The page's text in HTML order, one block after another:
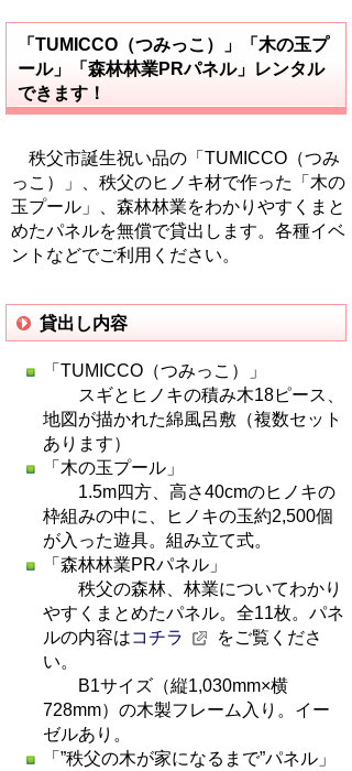
「TUMICCO（つみっこ）」「木の玉プ
ール」「森林林業PRパネル」レンタル
できます！
秩父市誕生祝い品の「TUMICCO（つみ
っこ）」、秩父のヒノキ材で作った「木の
玉プール」、森林林業をわかりやすくまと
めたパネルを無償で貸出します。各種イベ
ントなどでご利用ください。
貸出し内容
「TUMICCO（つみっこ）」
スギとヒノキの積み木18ピース、
地図が描かれた綿風呂敷（複数セット
あります）
「木の玉プール」
1.5m四方、高さ40cmのヒノキの
枠組みの中に、ヒノキの玉約2,500個
が入った遊具。組み立て式。
「森林林業PRパネル」
秩父の森林、林業についてわかり
やすくまとめたパネル。全11枚。パネ
ルの内容はコチラ
をご覧くださ
い。
B1サイズ（縦1,030mm×横
728mm）の木製フレーム入り。イー
ゼルあり。
「”秩父の木が家になるまで”パネル」